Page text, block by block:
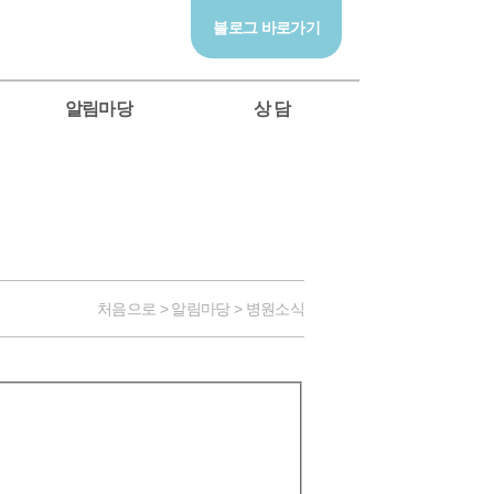
블로그 바로가기
알림마당 상 담
처음으로 > 알림마당 > 병원소식